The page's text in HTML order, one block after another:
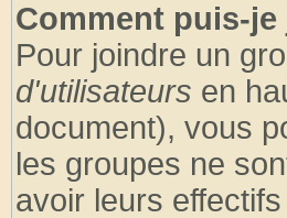
Comment puis-
Pour joindre un
d'utilisateurs en
document), vous
les groupes ne
avoir leurs